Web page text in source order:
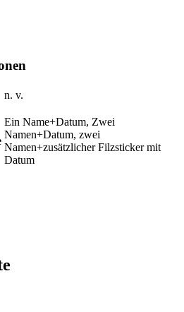
n. v.
Ein Name+Datum, Zwei
Namen+Datum, zwei
Namen+zusätzlicher Filzsticker mit
Datum